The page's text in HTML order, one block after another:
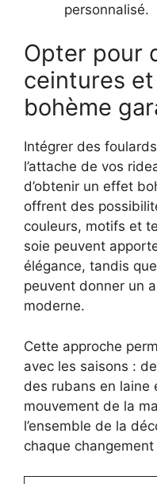
personnalisé.
Opter pour
ceintures
bohème
Intégrer des
l’attache de vos
d’obtenir un effet
offrent des
couleurs, motifs et
soie peuvent
élégance, tandis
peuvent donner un
moderne.
Cette approche
avec les saisons :
des rubans en laine
mouvement de la
l’ensemble de la
chaque